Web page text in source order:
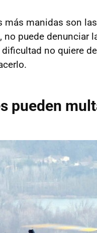
más manidas son
no puede denunciar
no quiere
pueden